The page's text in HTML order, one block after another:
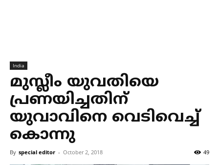
India
മുസ്ലീം യുവതിയെ
പ്രണയിച്ചതിന്
യുവാവിനെ വെടിവെച്ച്
കൊന്നു
By special editor - October 2, 2018 49